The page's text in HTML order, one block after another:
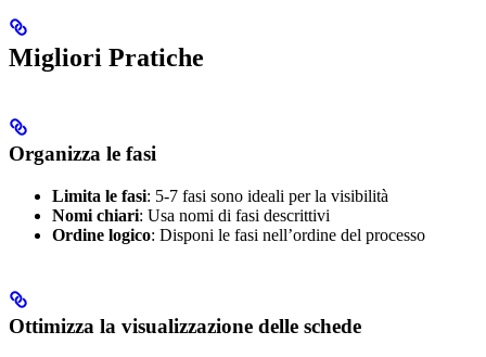
Migliori Pratiche
Organizza le fasi
Limita le fasi: 5-7 fasi sono ideali per la visibilità
Nomi chiari: Usa nomi di fasi descrittivi
Ordine logico: Disponi le fasi nell’ordine del processo
Ottimizza la visualizzazione delle schede